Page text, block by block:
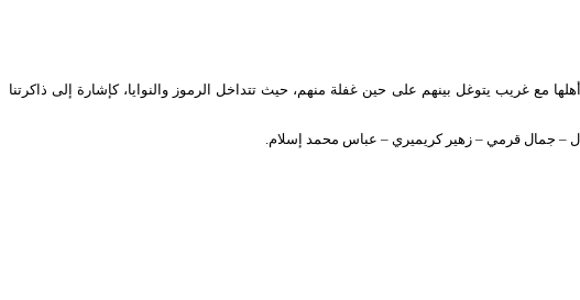
مع غريب يتوغل بينهم على حين غفلة منهم، حيث تتداخل الرموز والنوايا، كإشارة إلى ذاكرتنا
– جمال قرمي – زهير كريميري – عباس محمد إسلام.